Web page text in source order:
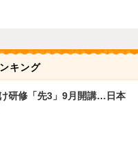
キング
研修「先3」9月開講…日本